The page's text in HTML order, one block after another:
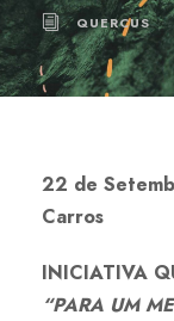
QUERCUS
22 de
Carros
INICIATIVA
“PARA UM